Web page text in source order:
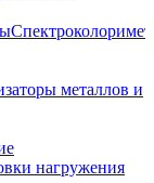
металлов и
нагружения